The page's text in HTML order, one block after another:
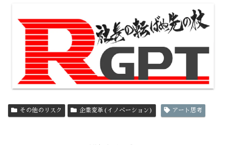
その他のリスク 企業変革(イノベーション) アート思考